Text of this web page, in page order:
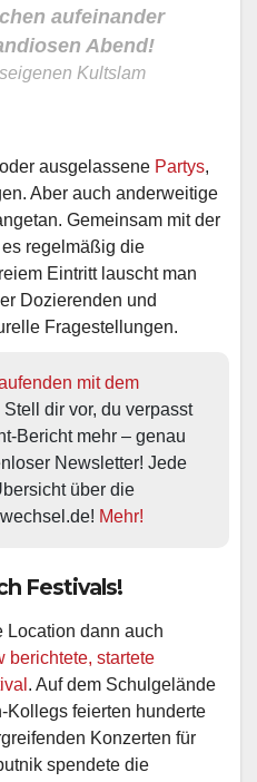
aufeinander
Abend!
Kultslam
ausgelassene Partys,
Aber auch anderweitige
Gemeinsam mit der
regelmäßig die
Eintritt lauscht man
Dozierenden und
Fragestellungen.
mit dem
Stell dir vor, du verpasst
Bericht mehr – genau
Newsletter! Jede
über die
Mehr!
Festivals!
Location dann auch
berichtete, startete
. Auf dem Schulgelände
Kollegs feierten hunderte
Konzerten für
spendete die